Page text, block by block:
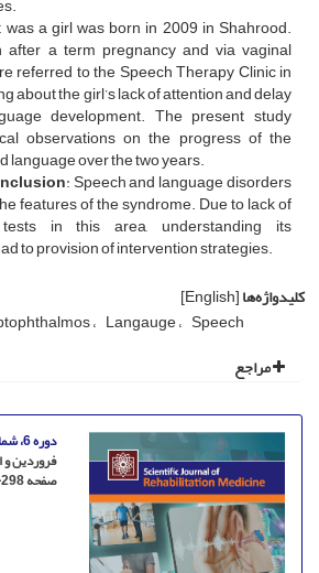
a girl was born in 2009 in Shahrood.
after a term pregnancy and via vaginal
referred to the Speech Therapy Clinic in
about the girl’s lack of attention and delay
development. The present study
observations on the progress of the
language over the two years.
: Speech and language disorders
features of the syndrome. Due to lack of
in this area, understanding its
to provision of intervention strategies.
کلیدواژه‌ها[English]
Langauge Speech
مراجع
دوره 6، شماره 1
فروردین و
صفحه